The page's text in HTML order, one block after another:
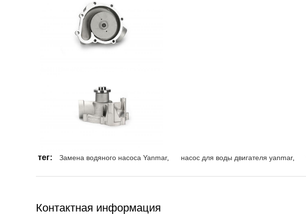
тег: Замена водяного насоса Yanmar, насос для воды двигателя yanmar,
Контактная информация